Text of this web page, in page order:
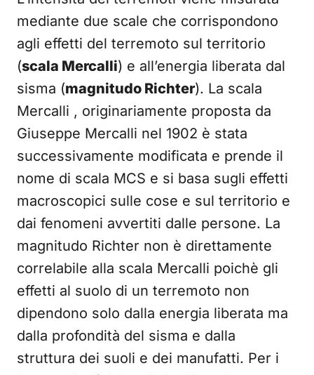
mediante due scale che corrispondono
agli effetti del terremoto sul territorio
(scala Mercalli) e all’energia liberata dal
sisma (magnitudo Richter). La scala
Mercalli , originariamente proposta da
Giuseppe Mercalli nel 1902 è stata
successivamente modificata e prende il
nome di scala MCS e si basa sugli effetti
macroscopici sulle cose e sul territorio e
dai fenomeni avvertiti dalle persone. La
magnitudo Richter non è direttamente
correlabile alla scala Mercalli poichè gli
effetti al suolo di un terremoto non
dipendono solo dalla energia liberata ma
dalla profondità del sisma e dalla
struttura dei suoli e dei manufatti. Per i